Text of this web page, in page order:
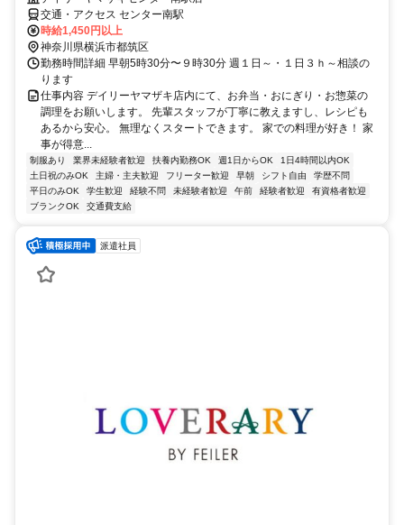
交通・アクセス センター南駅
時給1,450円以上
神奈川県横浜市都筑区
勤務時間詳細 早朝5時30分〜９時30分 週１日～・１日３ｈ～相談の
ります
仕事内容 デイリーヤマザキ店内にて、お弁当・おにぎり・お惣菜の
調理をお願いします。 先輩スタッフが丁寧に教えますし、レシピも
あるから安心。 無理なくスタートできます。 家での料理が好き！ 家
事が得意...
制服あり 業界未経験者歓迎 扶養内勤務OK 週1日からOK
1日4時間以内OK
土日祝のみOK
主婦・主夫歓迎 フリーター歓迎 早朝 シフト自由
学歴不問
平日のみOK
学生歓迎 経験不問 未経験者歓迎 午前 経験者歓迎
有資格者歓迎
ブランクOK
交通費支給
派遣社員